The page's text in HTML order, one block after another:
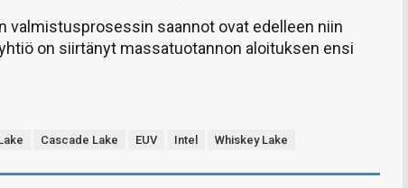
valmistusprosessin saannot ovat edelleen niin
on siirtänyt massatuotannon aloituksen ensi
Cascade Lake EUV Intel Whiskey Lake